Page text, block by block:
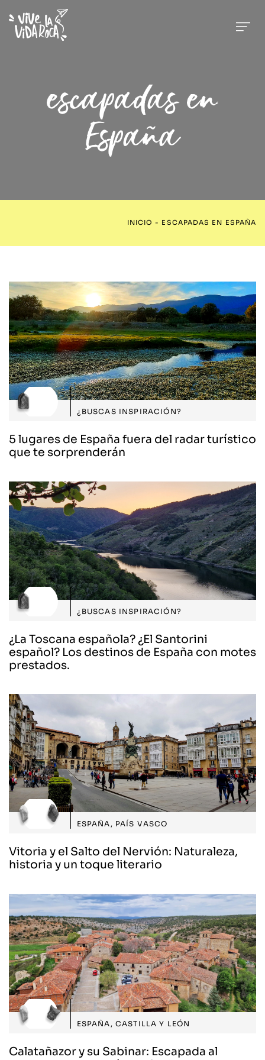
escapadas en
España
INICIO - ESCAPADAS EN ESPAÑA
¿BUSCAS INSPIRACIÓN?
5 lugares de España fuera del radar turístico
que te sorprenderán
¿BUSCAS INSPIRACIÓN?
¿La Toscana española? ¿El Santorini
español? Los destinos de España con motes
prestados.
ESPAÑA , PAÍS VASCO
Vitoria y el Salto del Nervión: Naturaleza,
historia y un toque literario
ESPAÑA , CASTILLA Y LEÓN
Calatañazor y su Sabinar: Escapada al